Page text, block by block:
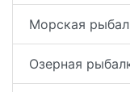
Морская
Озерная